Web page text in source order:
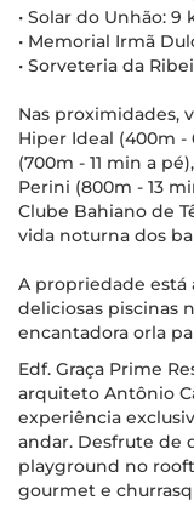
• Solar do Unhão: 9
• Memorial Irmã
• Sorveteria da
Nas proximidades,
Hiper Ideal (400m
(700m - 11 min a
Perini (800m - 13
Clube Bahiano de
vida noturna dos
A propriedade está
deliciosas piscinas
encantadora orla
Edf. Graça Prime
arquiteto Antônio
experiência
andar. Desfrute de
playground no
gourmet e